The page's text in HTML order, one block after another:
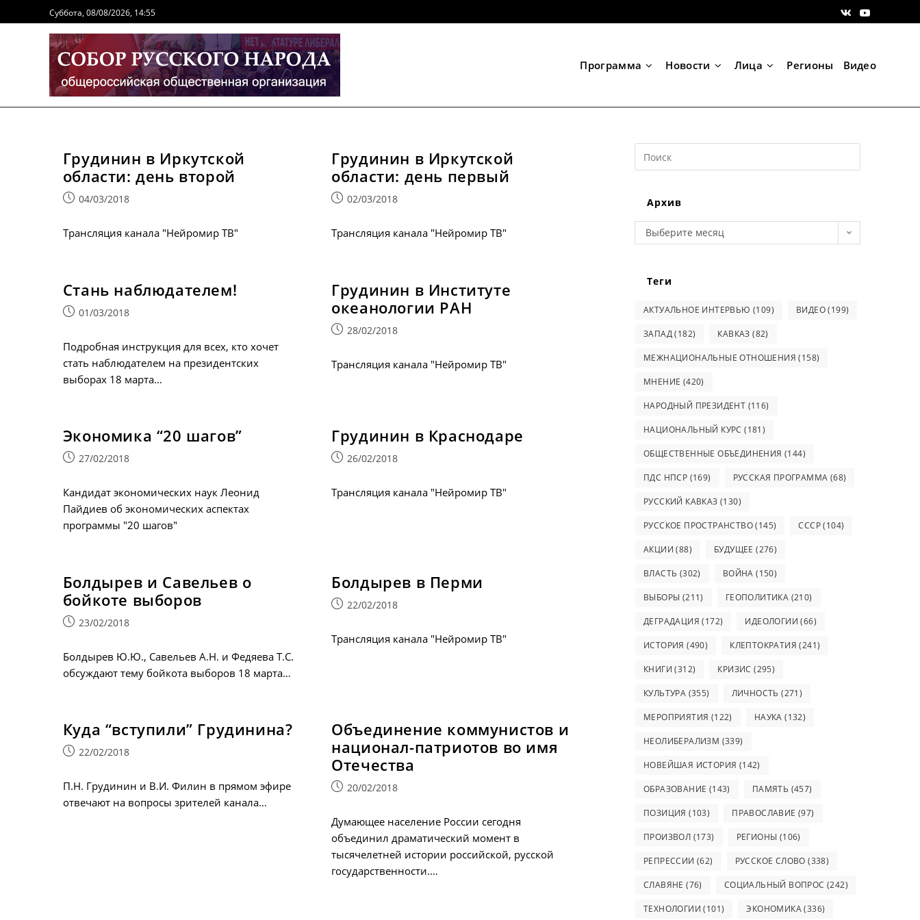
к
содержимому
Суббота, 08/08/2026, 14:55
Программа Новости Лица Регионы Видео
Грудинин в Иркутской
области: день второй
Запись04/03/2018
Трансляция канала "Нейромир ТВ"
Грудинин в Иркутской
области: день первый
Запись02/03/2018
Трансляция канала "Нейромир ТВ"
Стань наблюдателем!
Запись01/03/2018
Подробная инструкция для всех, кто хочет
стать наблюдателем на президентских
выборах 18 марта…
Грудинин в Институте
океанологии РАН
Запись28/02/2018
Трансляция канала "Нейромир ТВ"
Экономика “20 шагов”
Запись27/02/2018
Кандидат экономических наук Леонид
Пайдиев об экономических аспектах
программы "20 шагов"
Грудинин в Краснодаре
Запись26/02/2018
Трансляция канала "Нейромир ТВ"
Болдырев и Савельев о
бойкоте выборов
Запись23/02/2018
Болдырев Ю.Ю., Савельев А.Н. и Федяева Т.С.
обсуждают тему бойкота выборов 18 марта…
Болдырев в Перми
Запись22/02/2018
Трансляция канала "Нейромир ТВ"
Куда “вступили” Грудинина?
Запись22/02/2018
П.Н. Грудинин и В.И. Филин в прямом эфире
отвечают на вопросы зрителей канала…
Объединение коммунистов и
национал-патриотов во имя
Отечества
Запись20/02/2018
Думающее население России сегодня
объединил драматический момент в
тысячелетней истории российской, русской
государственности.…
Search
this
Архив
Архив
Выберите месяц
Теги
АКТУАЛЬНОЕ ИНТЕРВЬЮ (109) ВИДЕО(199)
ЗАПАД(182) КАВКАЗ (82)
МЕЖНАЦИОНАЛЬНЫЕ ОТНОШЕНИЯ (158)
МНЕНИЕ (420)
НАРОДНЫЙ ПРЕЗИДЕНТ (116)
НАЦИОНАЛЬНЫЙ КУРС (181)
ОБЩЕСТВЕННЫЕ ОБЪЕДИНЕНИЯ (144)
ПДС НПСР (169) РУССКАЯ ПРОГРАММА (68)
РУССКИЙ КАВКАЗ (130)
РУССКОЕ ПРОСТРАНСТВО(145) СССР(104)
АКЦИИ (88) БУДУЩЕЕ (276)
ВЛАСТЬ (302) ВОЙНА (150)
ВЫБОРЫ (211) ГЕОПОЛИТИКА (210)
ДЕГРАДАЦИЯ (172) ИДЕОЛОГИИ (66)
ИСТОРИЯ (490) КЛЕПТОКРАТИЯ (241)
КНИГИ (312) КРИЗИС (295)
КУЛЬТУРА (355) ЛИЧНОСТЬ (271)
МЕРОПРИЯТИЯ (122) НАУКА (132)
НЕОЛИБЕРАЛИЗМ (339)
НОВЕЙШАЯ ИСТОРИЯ (142)
ОБРАЗОВАНИЕ (143) ПАМЯТЬ (457)
ПОЗИЦИЯ (103) ПРАВОСЛАВИЕ (97)
ПРОИЗВОЛ (173) РЕГИОНЫ (106)
РЕПРЕССИИ (62) РУССКОЕ СЛОВО (338)
СЛАВЯНЕ (76) СОЦИАЛЬНЫЙ ВОПРОС (242)
ТЕХНОЛОГИИ (101) ЭКОНОМИКА(336)